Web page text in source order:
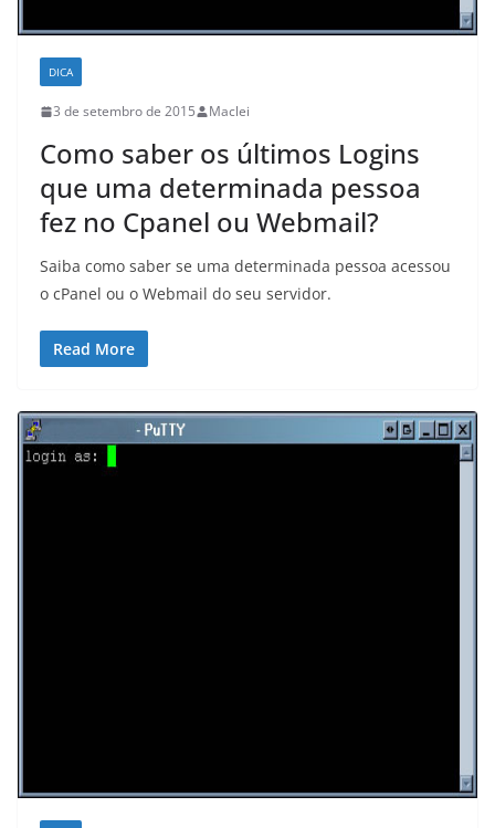
DICA
3 de setembro de 2015 Maclei
Como saber os últimos Logins
que uma determinada pessoa
fez no Cpanel ou Webmail?
Saiba como saber se uma determinada pessoa acessou
o cPanel ou o Webmail do seu servidor.
Read More